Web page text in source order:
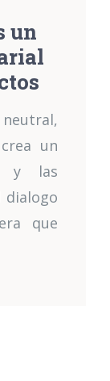
un
un
y las
dialogo
que